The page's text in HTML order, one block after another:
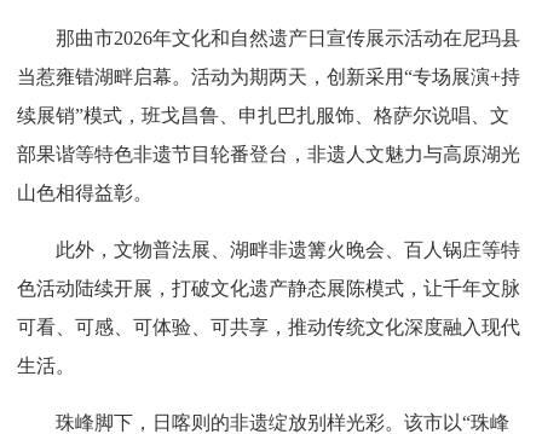
那曲市2026年文化和自然遗产日宣传展示活动在尼玛县
当惹雍错湖畔启幕。活动为期两天，创新采用“专场展演+持
续展销”模式，班戈昌鲁、申扎巴扎服饰、格萨尔说唱、文
部果谐等特色非遗节目轮番登台，非遗人文魅力与高原湖光
山色相得益彰。
此外，文物普法展、湖畔非遗篝火晚会、百人锅庄等特
色活动陆续开展，打破文化遗产静态展陈模式，让千年文脉
可看、可感、可体验、可共享，推动传统文化深度融入现代
生活。
珠峰脚下，日喀则的非遗绽放别样光彩。该市以“珠峰